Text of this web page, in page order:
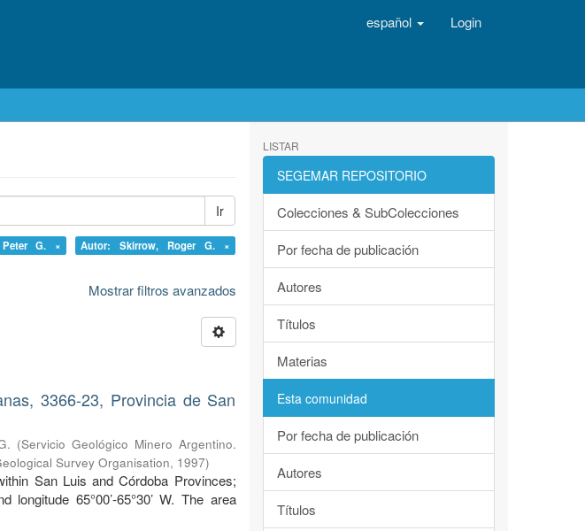
español Login
Ir
Peter G. ×
Autor: Skirrow, Roger G. ×
Mostrar filtros avanzados
3366-23, Provincia de San
(Servicio Geológico Minero Argentino.
Survey Organisation, 1997)
San Luis and Córdoba Provinces;
longitude 65°00’-65°30’ W. The area
LISTAR
SEGEMAR REPOSITORIO
Colecciones & SubColecciones
Por fecha de publicación
Autores
Títulos
Materias
Esta comunidad
Por fecha de publicación
Autores
Títulos